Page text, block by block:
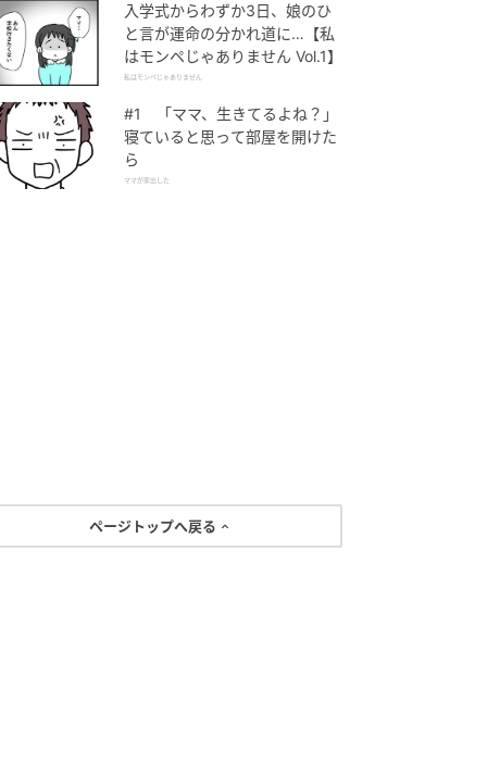
入学式からわずか3日、娘のひ
と言が運命の分かれ道に…【私
はモンペじゃありません Vol.1】
私はモンペじゃありません
#1 「ママ、生きてるよね？」
寝ていると思って部屋を開けた
ら
ママが家出した
ページトップへ戻る